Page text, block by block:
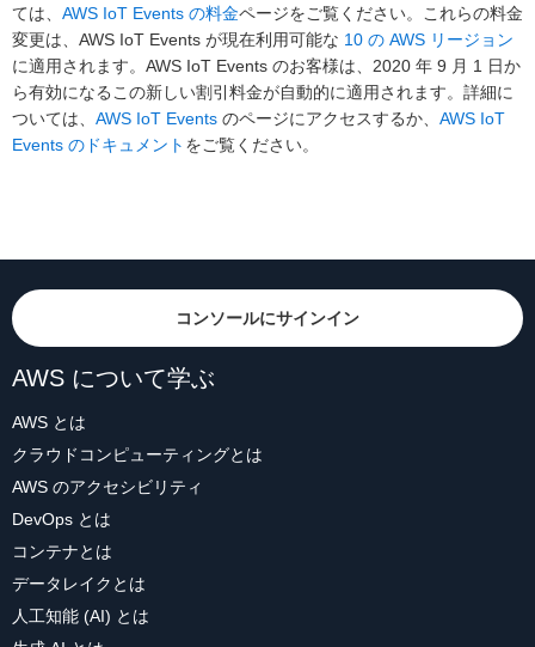
ては、 AWS IoT Events の料金ページをご覧ください。これらの料金
変更は、AWS IoT Events が現在利用可能な 10 の AWS リージョン
に適用されます。AWS IoT Events のお客様は、2020 年 9 月 1 日か
ら有効になるこの新しい割引料金が自動的に適用されます。詳細に
ついては、 AWS IoT Events のページにアクセスするか、 AWS IoT
Events のドキュメント をご覧ください。
コンソールにサインイン
AWS について学ぶ
AWS とは
クラウドコンピューティングとは
AWS のアクセシビリティ
DevOps とは
コンテナとは
データレイクとは
人工知能 (AI) とは